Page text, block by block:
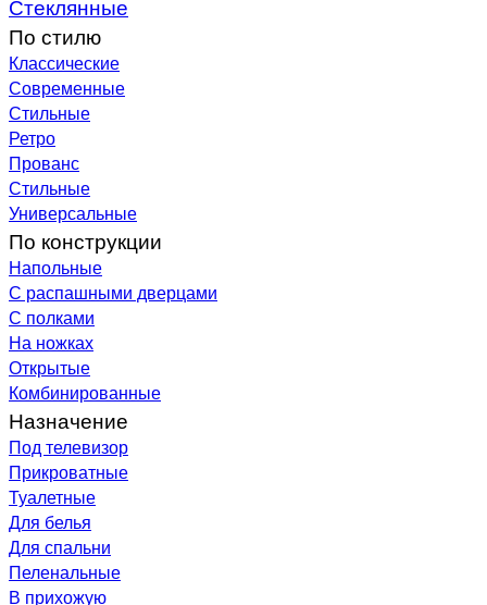
Стеклянные
По стилю
Классические
Современные
Стильные
Ретро
Прованс
Стильные
Универсальные
По конструкции
Напольные
С распашными дверцами
С полками
На ножках
Открытые
Комбинированные
Назначение
Под телевизор
Прикроватные
Туалетные
Для белья
Для спальни
Пеленальные
В прихожую